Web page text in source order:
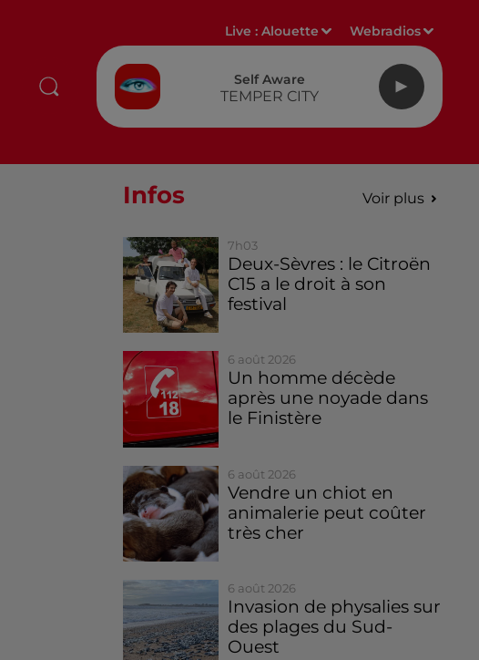
Live :Alouette Webradios
Self Aware
TEMPER CITY
Infos Voir plus
7h03
Deux-Sèvres : le Citroën
C15 a le droit à son
festival
6 août 2026
Un homme décède
après une noyade dans
le Finistère
6 août 2026
Vendre un chiot en
animalerie peut coûter
très cher
6 août 2026
Invasion de physalies sur
des plages du Sud-
Ouest